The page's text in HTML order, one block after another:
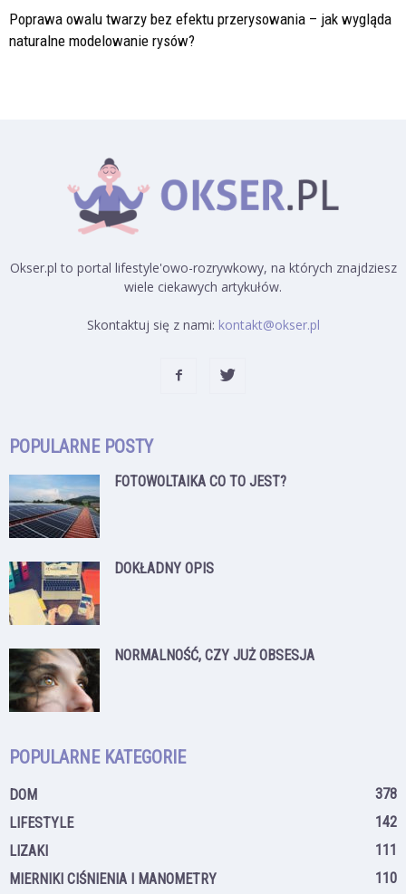
Poprawa owalu twarzy bez efektu przerysowania – jak wygląda
naturalne modelowanie rysów?
Okser.pl to portal lifestyle'owo-rozrywkowy, na których znajdziesz
wiele ciekawych artykułów.
Skontaktuj się z nami: kontakt@okser.pl
POPULARNE POSTY
FOTOWOLTAIKA CO TO JEST?
DOKŁADNY OPIS
NORMALNOŚĆ, CZY JUŻ OBSESJA
POPULARNE KATEGORIE
DOM
378
LIFESTYLE
142
LIZAKI
111
MIERNIKI CIŚNIENIA I MANOMETRY
110